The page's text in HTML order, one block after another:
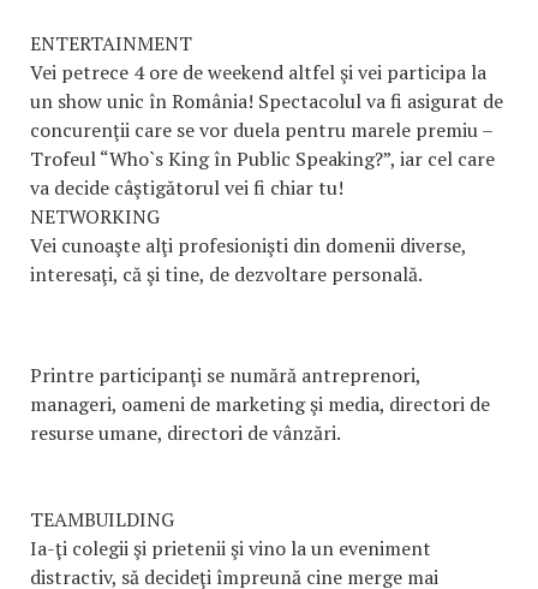
ENTERTAINMENT
Vei petrece 4 ore de weekend altfel şi vei participa la
un show unic în România! Spectacolul va fi asigurat de
concurenţii care se vor duela pentru marele premiu –
Trofeul “Who`s King în Public Speaking?”, iar cel care
va decide câştigătorul vei fi chiar tu!
NETWORKING
Vei cunoaşte alţi profesionişti din domenii diverse,
interesaţi, că şi tine, de dezvoltare personală.
Printre participanţi se numără antreprenori,
manageri, oameni de marketing şi media, directori de
resurse umane, directori de vânzări.
TEAMBUILDING
Ia-ţi colegii şi prietenii şi vino la un eveniment
distractiv, să decideţi împreună cine merge mai